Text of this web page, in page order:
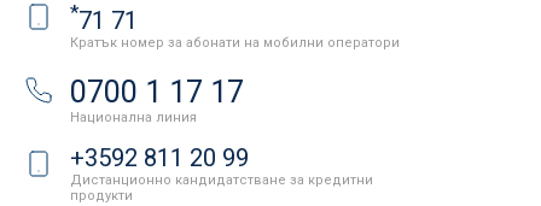
*71 71
Кратък номер за абонати на мобилни оператори
0700 1 17 17
Национална линия
+3592 811 20 99
Дистанционно кандидатстване за кредитни
продукти